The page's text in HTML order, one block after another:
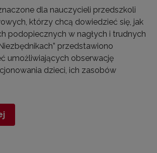
dla nauczycieli przedszkoli
którzy chcą dowiedzieć się, jak
podopiecznych w nagłych i trudnych
przedstawiono
umożliwiających obserwację
dzieci, ich zasobów